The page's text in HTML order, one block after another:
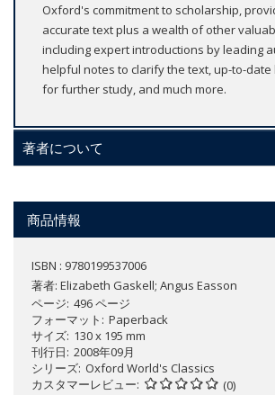
Oxford's commitment to scholarship,
accurate text plus a wealth of other
including expert introductions by leading
helpful notes to clarify the text, up-to-
for further study, and much more.
著者について
商品情報
ISBN : 9780199537006
著者: Elizabeth Gaskell; Angus Easson
ページ 496 ページ
フォーマット
Paperback
サイズ 130 x 195 mm
刊行日 2008年09月
シリーズ Oxford World's Classics
カスタマーレビュー
(0)